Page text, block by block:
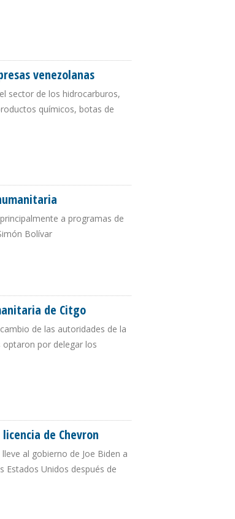
venezolanas
sector de los hidrocarburos,
químicos, botas de
a programas de
Bolívar
de Citgo
de las autoridades de la
por delegar los
de Chevron
al gobierno de Joe Biden a
Estados Unidos después de